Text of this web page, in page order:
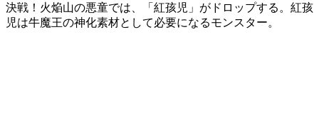
決戦！火焔山の悪童では、「紅孩児」がドロップする。紅孩
児は牛魔王の神化素材として必要になるモンスター。